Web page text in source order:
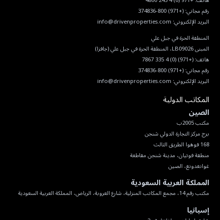
رقم مجاني:(+971) 800-374836
البريد الإلكتروني: info@drivenproperties.com
هاتف:(+971) (0) 4 335 7867
رقم مجاني:(+971) 800-374836
البريد الإلكتروني: info@drivenproperties.com
المكاتب الدولية
الصين
غوانغدونغ، الصين
المملكة العربية السعودية
مكتب رقم 14، مجمع المكاتب المنزلية، شارع العروبة، الرياض، المملكة العربية السعودية
إسبانيا